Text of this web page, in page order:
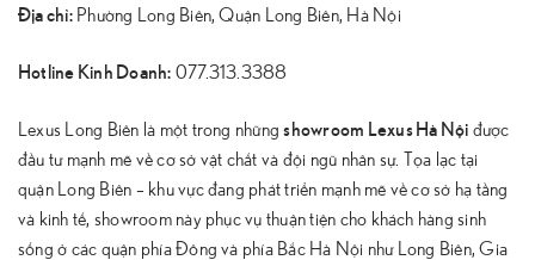
Địa chỉ:Phường Long Biên, Quận Long Biên, Hà Nội
Hotline Kinh Doanh: 077.313.3388
Lexus Long Biên là một trong nhữngshowroom Lexus Hà Nội được
đầu tư mạnh mẽ về cơ sở vật chất và đội ngũ nhân sự. Tọa lạc tại
quận Long Biên – khu vực đang phát triển mạnh mẽ về cơ sở hạ tầng
và kinh tế, showroom này phục vụ thuận tiện cho khách hàng sinh
sống ở các quận phía Đông và phía Bắc Hà Nội như Long Biên, Gia